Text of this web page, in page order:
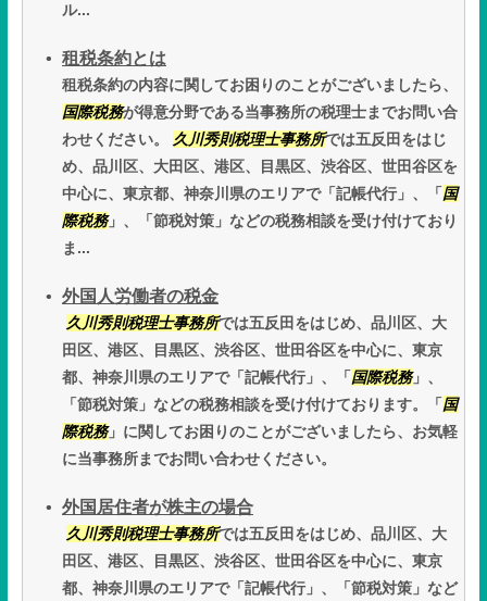
ル...
租税条約とは
租税条約の内容に関してお困りのことがございましたら、
国際税務が得意分野である当事務所の税理士までお問い合
わせください。 久川秀則税理士事務所では五反田をはじ
め、品川区、大田区、港区、目黒区、渋谷区、世田谷区を
中心に、東京都、神奈川県のエリアで「記帳代行」、「 国
際税務」、「節税対策」などの税務相談を受け付けており
ま...
外国人労働者の税金
久川秀則税理士事務所では五反田をはじめ、品川区、大
田区、港区、目黒区、渋谷区、世田谷区を中心に、東京
都、神奈川県のエリアで「記帳代行」、「 国際税務」、
「節税対策」などの税務相談を受け付けております。「 国
際税務」に関してお困りのことがございましたら、お気軽
に当事務所までお問い合わせください。
外国居住者が株主の場合
久川秀則税理士事務所では五反田をはじめ、品川区、大
田区、港区、目黒区、渋谷区、世田谷区を中心に、東京
都、神奈川県のエリアで「記帳代行」、「節税対策」など